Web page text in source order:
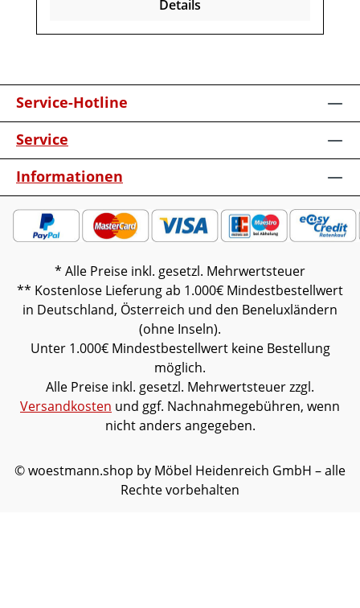
vormontiert (Restmontage kann
enthalten. Abbildung kann abweichen.
Details
Service-Hotline
Service
Informationen
* Alle Preise inkl. gesetzl. Mehrwertsteuer
** Kostenlose Lieferung ab 1.000€ Mindestbestellwert
in Deutschland, Österreich und den Beneluxländern
(ohne Inseln).
Unter 1.000€ Mindestbestellwert keine Bestellung
möglich.
Alle Preise inkl. gesetzl. Mehrwertsteuer zzgl.
Versandkosten und ggf. Nachnahmegebühren, wenn
nicht anders angegeben.
© woestmann.shop by Möbel Heidenreich GmbH – alle
Rechte vorbehalten